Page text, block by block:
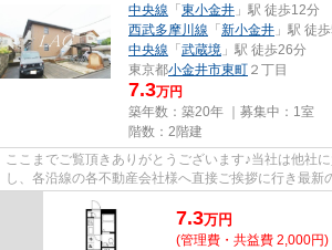
中央線 「 東小金井 」駅 徒歩12分
西武多摩川線 「 新小金井 」駅 徒
中央線 「 武蔵境 」駅 徒歩26分
東京都小金井市東町 ２丁目
7.3万円
築年数：築20年 ｜募集中： 1室
階数：2階建
ここまでご覧頂きありがとうございます♪当社は他社
し、各沿線の各不動産会社様へ直接ご挨拶に行き最新
しております！最新の情報は...
7.3万円
(管理費・共益費 2,000円)